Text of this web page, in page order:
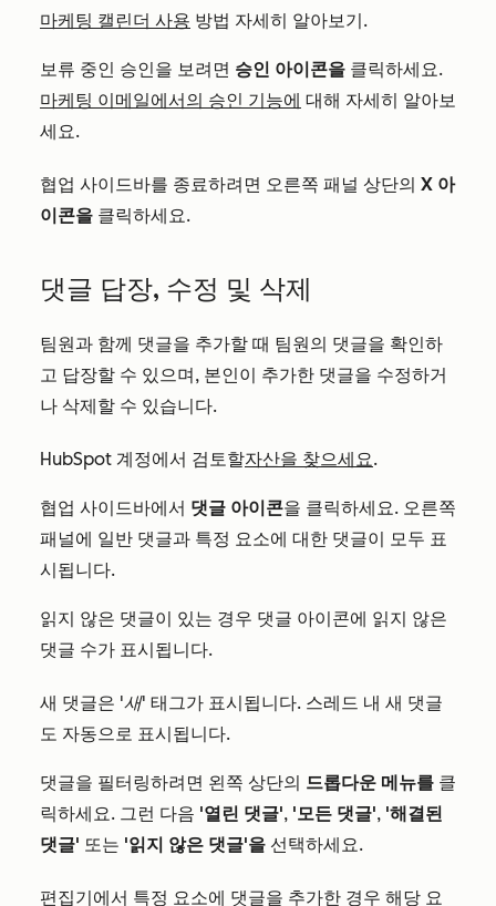
마케팅 캘린더 사용 방법 자세히 알아보기.
보류 중인 승인을 보려면 승인 아이콘을 클릭하세요.
마케팅 이메일에서의 승인 기능에 대해 자세히 알아보
세요.
협업 사이드바를 종료하려면 오른쪽 패널 상단의 X 아
이콘을 클릭하세요.
댓글 답장, 수정 및 삭제
팀원과 함께 댓글을 추가할 때 팀원의 댓글을 확인하
고 답장할 수 있으며, 본인이 추가한 댓글을 수정하거
나 삭제할 수 있습니다.
HubSpot 계정에서 검토할자산을 찾으세요.
협업 사이드바에서 댓글 아이콘을 클릭하세요. 오른쪽
패널에 일반 댓글과 특정 요소에 대한 댓글이 모두 표
시됩니다.
읽지 않은 댓글이 있는 경우 댓글 아이콘에 읽지 않은
댓글 수가 표시됩니다.
새 댓글은 '새' 태그가 표시됩니다. 스레드 내 새 댓글
도 자동으로 표시됩니다.
댓글을 필터링하려면 왼쪽 상단의 드롭다운 메뉴를 클
릭하세요. 그런 다음 '열린 댓글', '모든 댓글', '해결된
댓글' 또는 '읽지 않은 댓글'을 선택하세요.
편집기에서 특정 요소에 댓글을 추가한 경우 해당 요